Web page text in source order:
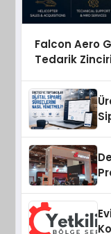
Falcon Aero
Tedarik